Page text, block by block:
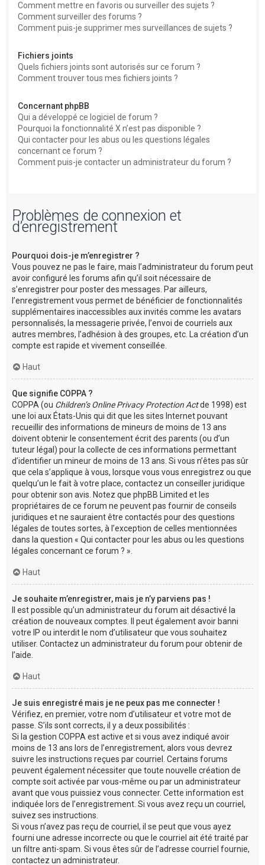
Comment mettre en favoris ou surveiller des sujets ?
Comment surveiller des forums ?
Comment puis-je supprimer mes surveillances de sujets ?
Fichiers joints
Quels fichiers joints sont autorisés sur ce forum ?
Comment trouver tous mes fichiers joints ?
Concernant phpBB
Qui a développé ce logiciel de forum ?
Pourquoi la fonctionnalité X n’est pas disponible ?
Qui contacter pour les abus ou les questions légales
concernant ce forum ?
Comment puis-je contacter un administrateur du forum ?
Problèmes de connexion et
d’enregistrement
Pourquoi dois-je m’enregistrer ?
Vous pouvez ne pas le faire, mais l’administrateur du forum peut
avoir configuré les forums afin qu’il soit nécessaire de
s’enregistrer pour poster des messages. Par ailleurs,
l’enregistrement vous permet de bénéficier de fonctionnalités
supplémentaires inaccessibles aux invités comme les avatars
personnalisés, la messagerie privée, l’envoi de courriels aux
autres membres, l’adhésion à des groupes, etc. La création d’un
compte est rapide et vivement conseillée.
Haut
Que signifie COPPA ?
COPPA (ou Children’s Online Privacy Protection Actde 1998) est
une loi aux États-Unis qui dit que les sites Internet pouvant
recueillir des informations de mineurs de moins de 13 ans
doivent obtenir le consentement écrit des parents (ou d’un
tuteur légal) pour la collecte de ces informations permettant
d’identifier un mineur de moins de 13 ans. Si vous n’êtes pas sûr
que cela s’applique à vous, lorsque vous vous enregistrez ou que
quelqu’un le fait à votre place, contactez un conseiller juridique
pour obtenir son avis. Notez que phpBB Limited et les
propriétaires de ce forum ne peuvent pas fournir de conseils
juridiques et ne sauraient être contactés pour des questions
légales de toutes sortes, à l’exception de celles mentionnées
dans la question « Qui contacter pour les abus ou les questions
légales concernant ce forum ? ».
Haut
Je souhaite m’enregistrer, mais je n’y parviens pas !
Il est possible qu’un administrateur du forum ait désactivé la
création de nouveaux comptes. Il peut également avoir banni
votre IP ou interdit le nom d’utilisateur que vous souhaitez
utiliser. Contactez un administrateur du forum pour obtenir de
l’aide.
Haut
Je suis enregistré mais je ne peux pas me connecter !
Vérifiez, en premier, votre nom d’utilisateur et votre mot de
passe. S’ils sont corrects, il y a deux possibilités :
Si la gestion COPPA est active et si vous avez indiqué avoir
moins de 13 ans lors de l’enregistrement, alors vous devrez
suivre les instructions reçues par courriel. Certains forums
peuvent également nécessiter que toute nouvelle création de
compte soit activée par vous-même ou par un administrateur
avant que vous puissiez vous connecter. Cette information est
indiquée lors de l’enregistrement. Si vous avez reçu un courriel,
suivez ses instructions.
Si vous n’avez pas reçu de courriel, il se peut que vous ayez
fourni une adresse incorrecte ou que le courriel ait été traité par
un filtre anti-spam. Si vous êtes sûr de l’adresse courriel fournie,
contactez un administrateur.